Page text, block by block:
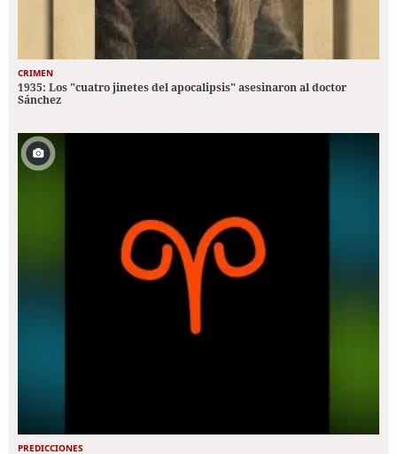
CRIMEN
1935: Los "cuatro jinetes del apocalipsis" asesinaron al doctor
Sánchez
PREDICCIONES